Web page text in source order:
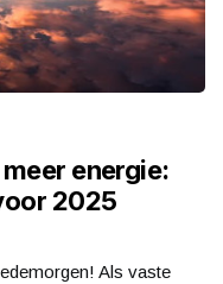
energie:
2025
Als vaste